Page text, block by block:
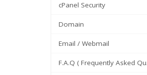
cPanel Security
Domain
Email / Webmail